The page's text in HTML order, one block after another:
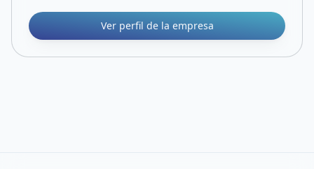
Ver perfil de la empresa